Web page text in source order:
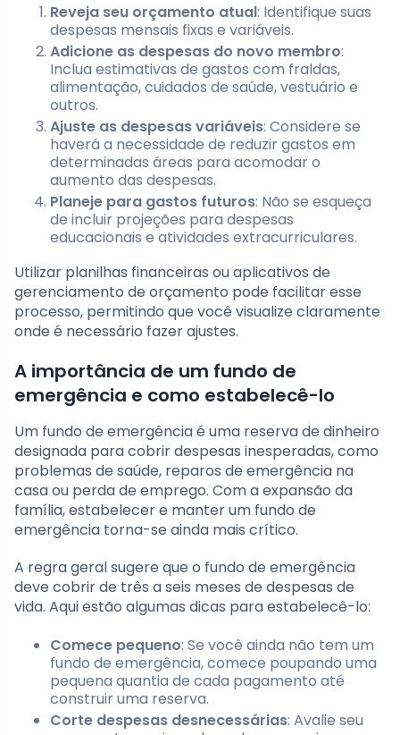
Reveja seu orçamento atual: Identifique suas
despesas mensais fixas e variáveis.
Adicione as despesas do novo membro:
Inclua estimativas de gastos com fraldas,
alimentação, cuidados de saúde, vestuário e
outros.
Ajuste as despesas variáveis: Considere se
haverá a necessidade de reduzir gastos em
determinadas áreas para acomodar o
aumento das despesas.
Planeje para gastos futuros: Não se esqueça
de incluir projeções para despesas
educacionais e atividades extracurriculares.
Utilizar planilhas financeiras ou aplicativos de
gerenciamento de orçamento pode facilitar esse
processo, permitindo que você visualize claramente
onde é necessário fazer ajustes.
A importância de um fundo de
emergência e como estabelecê-lo
Um fundo de emergência é uma reserva de dinheiro
designada para cobrir despesas inesperadas, como
problemas de saúde, reparos de emergência na
casa ou perda de emprego. Com a expansão da
família, estabelecer e manter um fundo de
emergência torna-se ainda mais crítico.
A regra geral sugere que o fundo de emergência
deve cobrir de três a seis meses de despesas de
vida. Aqui estão algumas dicas para estabelecê-lo:
Comece pequeno: Se você ainda não tem um
fundo de emergência, comece poupando uma
pequena quantia de cada pagamento até
construir uma reserva.
Corte despesas desnecessárias: Avalie seu